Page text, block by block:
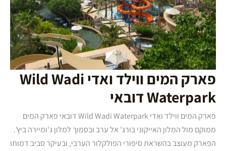
פארק המים ווילד ואדי Wild Wadi
Waterpark דובאי
פארק המים ווילד ואדי Wild Wadi Waterpark דובאי פארק המים
ממוקם מול המלון האייקוני בורג' אל ערב ובסמוך למלון ג'ומיירה ביץ'.
הפארק מעוצב בהשראת סיפורי הפולקלור הערבי, ובעיקר סביב דמותו